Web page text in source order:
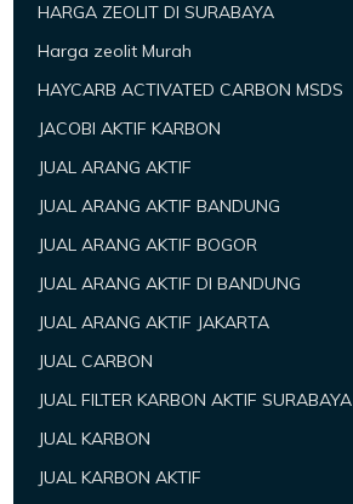
HARGA ZEOLIT DI SURABAYA
Harga zeolit Murah
HAYCARB ACTIVATED CARBON MSDS
JACOBI AKTIF KARBON
JUAL ARANG AKTIF
JUAL ARANG AKTIF BANDUNG
JUAL ARANG AKTIF BOGOR
JUAL ARANG AKTIF DI BANDUNG
JUAL ARANG AKTIF JAKARTA
JUAL CARBON
JUAL FILTER KARBON AKTIF SURABAYA
JUAL KARBON
JUAL KARBON AKTIF